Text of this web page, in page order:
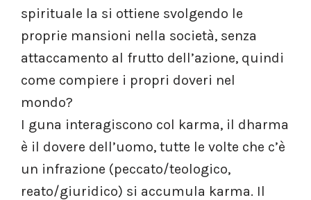
spirituale la si ottiene svolgendo le
proprie mansioni nella società, senza
attaccamento al frutto dell’azione, quindi
come compiere i propri doveri nel
mondo?
I guna interagiscono col karma, il dharma
è il dovere dell’uomo, tutte le volte che c’è
un infrazione (peccato/teologico,
reato/giuridico) si accumula karma. Il